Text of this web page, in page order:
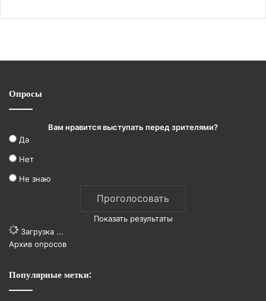
Опросы
Вам нравится выступать перед зрителями?
Да
Нет
Не знаю
Показать результаты
Загрузка ...
Архив опросов
Популярные метки: